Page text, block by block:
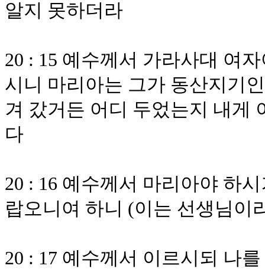
알지 못하더라
20 : 15 예수께서 가라사대 여
시니 마리아는 그가 동산지기
겨 갔거든 어디 두었는지 내게
다
20 : 16 예수께서 마리아야 하
랍오니여 하니 (이는 선생님이
20 : 17 예수께서 이르시되 나